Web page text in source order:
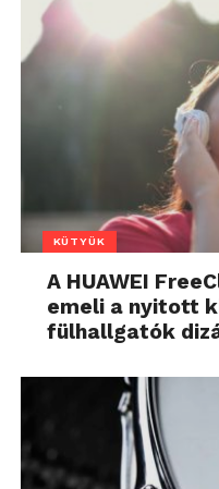
KÜTYÜK
A HUAWEI
emeli a nyitott
fülhallgatók